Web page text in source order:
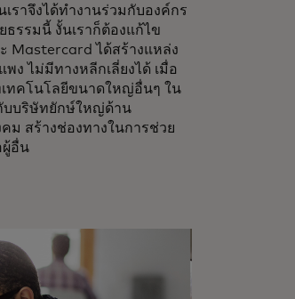
ราจึงได้ทำงานร่วมกับองค์กร
รรมนี้ งั้นเราก็ต้องแก้ไข
Mastercard ได้สร้างแหล่ง
ง ไม่มีทางหลีกเลี่ยงได้ เมื่อ
คโนโลยีขนาดใหญ่อื่นๆ ใน
บบริษัทยักษ์ใหญ่ด้าน
ม สร้างช่องทางในการช่วย
ผู้อื่น